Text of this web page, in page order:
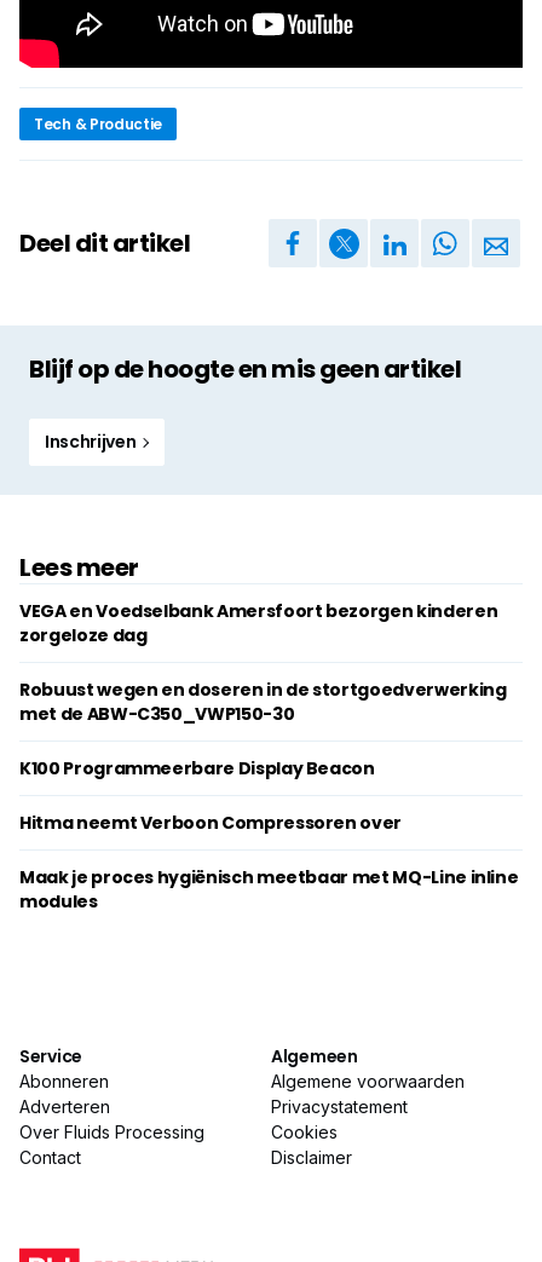
Tech & Productie
Deel dit artikel
Blijf op de hoogte en mis geen artikel
Inschrijven
Lees meer
VEGA en Voedselbank Amersfoort bezorgen kinderen
zorgeloze dag
Robuust wegen en doseren in de stortgoedverwerking
met de ABW-C350_VWP150-30
K100 Programmeerbare Display Beacon
Hitma neemt Verboon Compressoren over
Maak je proces hygiënisch meetbaar met MQ-Line inline
modules
Service
Abonneren
Adverteren
Over Fluids Processing
Contact
Algemeen
Algemene voorwaarden
Privacystatement
Cookies
Disclaimer